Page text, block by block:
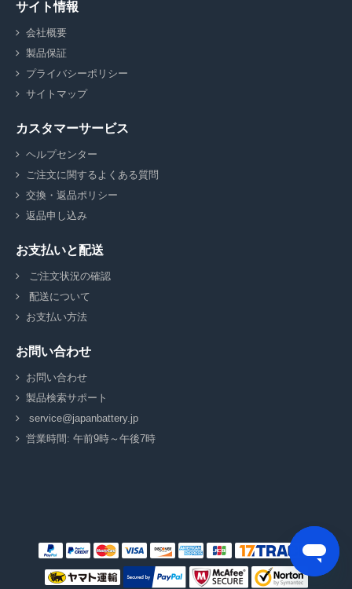
サイト情報
会社概要
製品保証
プライバシーポリシー
サイトマップ
カスタマーサービス
ヘルプセンター
ご注文に関するよくある質問
交換・返品ポリシー
返品申し込み
お支払いと配送
ご注文状況の確認
配送について
お支払い方法
お問い合わせ
お問い合わせ
製品検索サポート
service@japanbattery.jp
営業時間: 午前9時～午後7時